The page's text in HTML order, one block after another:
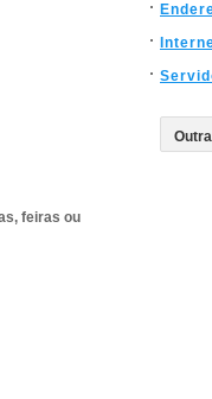
feiras ou